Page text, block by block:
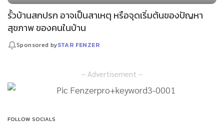
รั้วบ้านสกปรก อาจเป็นสาเหตุ หรือจุดเริ่มต้นของปัญหา
สุขภาพ ของคนในบ้าน
Sponsored bySTAR FENZER
– Advertisement –
FOLLOW SOCIALS